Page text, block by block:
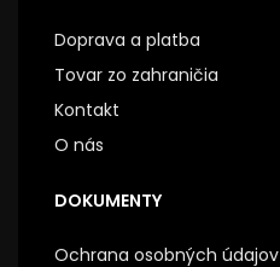
Doprava a platba
Tovar zo zahraničia
Kontakt
O nás
DOKUMENTY
Ochrana osobných údajov